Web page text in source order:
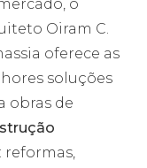
o
Oiram C.
oferece as
soluções
obras de
reformas,